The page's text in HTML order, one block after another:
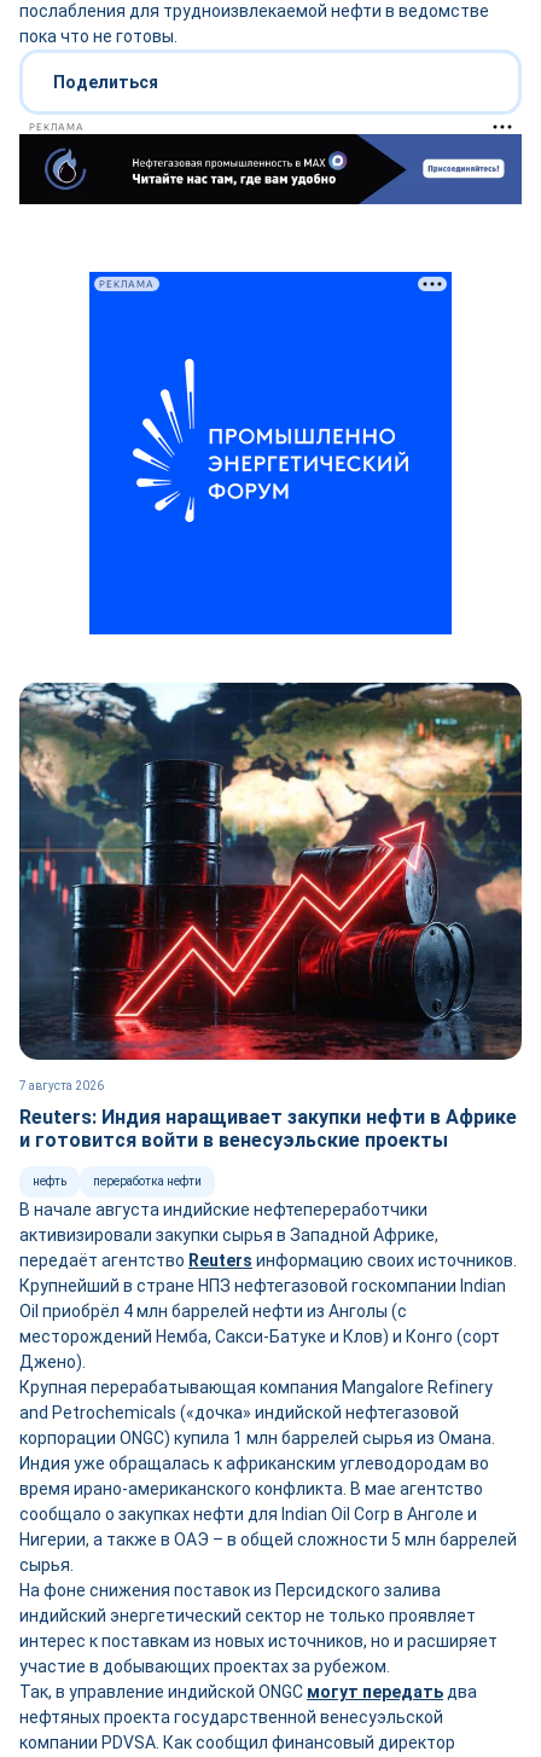
послабления для трудноизвлекаемой нефти в ведомстве
пока что не готовы.
Поделиться
РЕКЛАМА
7 августа 2026
Reuters: Индия наращивает закупки нефти в Африке
и готовится войти в венесуэльские проекты
нефть переработка нефти
В начале августа индийские нефтепереработчики
активизировали закупки сырья в Западной Африке,
передаёт агентство Reuters информацию своих источников.
Крупнейший в стране НПЗ нефтегазовой госкомпании Indian
Oil приобрёл 4 млн баррелей нефти из Анголы (с
месторождений Немба, Сакси-Батуке и Клов) и Конго (сорт
Джено).
Крупная перерабатывающая компания Mangalore Refinery
and Petrochemicals («дочка» индийской нефтегазовой
корпорации ONGC) купила 1 млн баррелей сырья из Омана.
Индия уже обращалась к африканским углеводородам во
время ирано-американского конфликта. В мае агентство
сообщало о закупках нефти для Indian Oil Corp в Анголе и
Нигерии, а также в ОАЭ – в общей сложности 5 млн баррелей
сырья.
На фоне снижения поставок из Персидского залива
индийский энергетический сектор не только проявляет
интерес к поставкам из новых источников, но и расширяет
участие в добывающих проектах за рубежом.
Так, в управление индийской ONGC могут передать два
нефтяных проекта государственной венесуэльской
компании PDVSA. Как сообщил финансовый директор
РЕКЛАМА